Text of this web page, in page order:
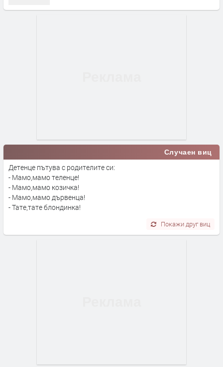
Случаен виц
Детенце пътува с родителите си:
- Мамо,мамо теленце!
- Мамо,мамо козичка!
- Мамо,мамо дървенца!
- Тате,тате блондинка!
Покажи друг виц